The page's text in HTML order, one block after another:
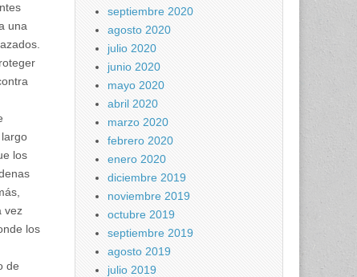
una
los
vez
los
de
septiembre 2020
agosto 2020
julio 2020
junio 2020
mayo 2020
abril 2020
marzo 2020
febrero 2020
enero 2020
diciembre 2019
noviembre 2019
octubre 2019
septiembre 2019
agosto 2019
julio 2019